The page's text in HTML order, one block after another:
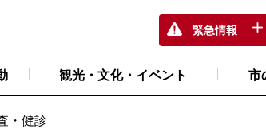
緊急情報
観光・文化・イベント 市
・健診